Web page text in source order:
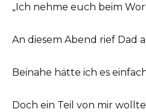
„Ich nehme euch beim
An diesem Abend rief Dad
Beinahe hätte ich es
Doch ein Teil von mir